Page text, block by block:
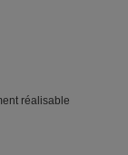
réalisable